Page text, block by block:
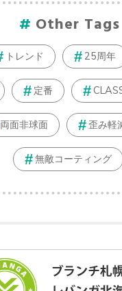
Other Tags
トレンド 25周年
定番
両面非球面 歪み軽
無敵コーティング